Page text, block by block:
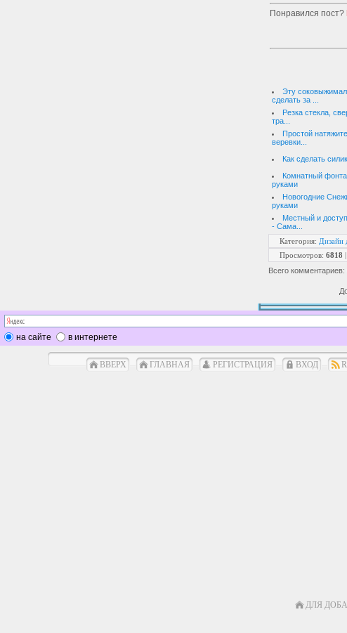
Понравился пост?
Эту
сделать за ...
Резка стекла,
тра...
Простой
веревки...
Как сделать
Комнатный
руками
Новогодние
руками
Местный и
- Сама...
Категория: Дизайн
Просмотров: 6818 |
Всего комментариев:
на сайте в интернете
ВВЕРХ ГЛАВНАЯ РЕГИСТРАЦИЯ ВХОД
ДЛЯ